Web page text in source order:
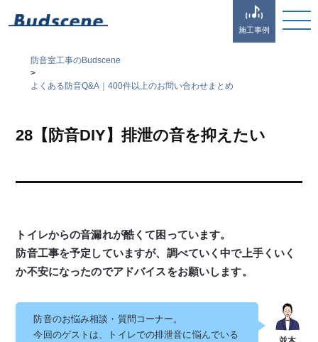
施工事例
防音室工事のBudscene
>
よくある防音Q&A｜400件以上のお問い合わせまとめ
28【防音DIY】排泄の音を抑えたい
トイレからの音漏れが酷くて困っています。
防音工事を予定していますが、調べていく中で上手くいく
か不安になったのでアドバイスをお願いします。
防音のお悩み相談・質問コーナー。
今回のゲストは、トイレでの排泄音に悩んでいる